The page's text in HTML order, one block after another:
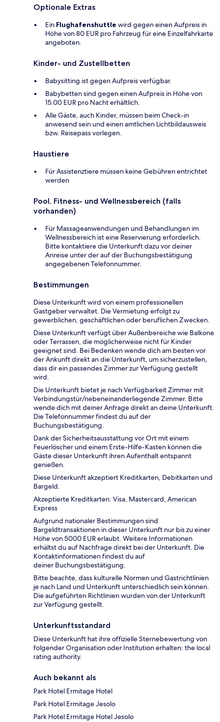
Optionale Extras
Ein Flughafenshuttle wird gegen einen Aufpreis in
Höhe von 80 EUR pro Fahrzeug für eine Einzelfahrkarte
angeboten.
Kinder- und Zustellbetten
Babysitting ist gegen Aufpreis verfügbar.
Babybetten sind gegen einen Aufpreis in Höhe von
15.00 EUR pro Nacht erhältlich.
Alle Gäste, auch Kinder, müssen beim Check-in
anwesend sein und einen amtlichen Lichtbildausweis
bzw. Reisepass vorlegen.
Haustiere
Für Assistenztiere müssen keine Gebühren entrichtet
werden
Pool, Fitness- und Wellnessbereich (falls
vorhanden)
Für Massageanwendungen und Behandlungen im
Wellnessbereich ist eine Reservierung erforderlich.
Bitte kontaktiere die Unterkunft dazu vor deiner
Anreise unter der auf der Buchungsbestätigung
angegebenen Telefonnummer.
Bestimmungen
Diese Unterkunft wird von einem professionellen
Gastgeber verwaltet. Die Vermietung erfolgt zu
gewerblichen, geschäftlichen oder beruflichen Zwecken.
Diese Unterkunft verfügt über Außenbereiche wie Balkone
oder Terrassen, die möglicherweise nicht für Kinder
geeignet sind. Bei Bedenken wende dich am besten vor
der Ankunft direkt an die Unterkunft, um sicherzustellen,
dass dir ein passendes Zimmer zur Verfügung gestellt
wird.
Die Unterkunft bietet je nach Verfügbarkeit Zimmer mit
Verbindungstür/nebeneinanderliegende Zimmer. Bitte
wende dich mit deiner Anfrage direkt an deine Unterkunft.
Die Telefonnummer findest du auf der
Buchungsbestätigung.
Dank der Sicherheitsausstattung vor Ort mit einem
Feuerlöscher und einem Erste-Hilfe-Kasten können die
Gäste dieser Unterkunft ihren Aufenthalt entspannt
genießen.
Diese Unterkunft akzeptiert Kreditkarten, Debitkarten und
Bargeld.
Akzeptierte Kreditkarten: Visa, Mastercard, American
Express
Aufgrund nationaler Bestimmungen sind
Bargeldtransaktionen in dieser Unterkunft nur bis zu einer
Höhe von 5000 EUR erlaubt. Weitere Informationen
erhältst du auf Nachfrage direkt bei der Unterkunft. Die
Kontaktinformationen findest du auf
deiner Buchungsbestätigung.
Bitte beachte, dass kulturelle Normen und Gastrichtlinien
je nach Land und Unterkunft unterschiedlich sein können.
Die aufgeführten Richtlinien wurden von der Unterkunft
zur Verfügung gestellt.
Unterkunftsstandard
Diese Unterkunft hat ihre offizielle Sternebewertung von
folgender Organisation oder Institution erhalten: the local
rating authority.
Auch bekannt als
Park Hotel Ermitage Hotel
Park Hotel Ermitage Jesolo
Park Hotel Ermitage Hotel Jesolo